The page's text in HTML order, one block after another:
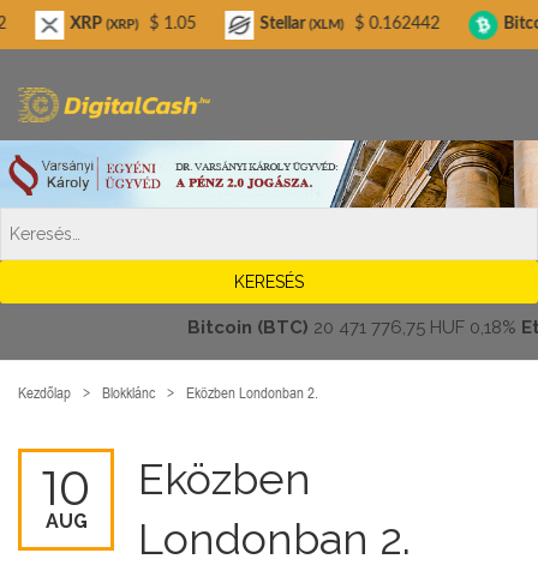
Bitcoin (BTC)20 471 776,75 HUF0,18%
Kezdőlap Blokklánc Eközben Londonban 2.
10
AUG
Eközben
Londonban 2.
(XRP) $ 1.05 Stellar(XLM) $ 0.162442 Bitcoin Cash
Digitalcash.hu